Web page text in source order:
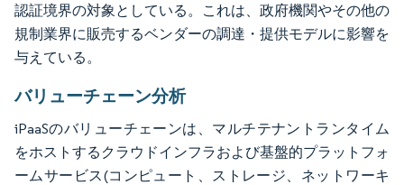
認証境界の対象としている。これは、政府機関やその他の
規制業界に販売するベンダーの調達・提供モデルに影響を
与えている。
バリューチェーン分析
iPaaSのバリューチェーンは、マルチテナントランタイム
をホストするクラウドインフラおよび基盤的プラットフォ
ームサービス(コンピュート、ストレージ、ネットワーキ